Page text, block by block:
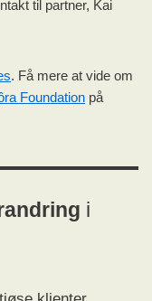
til partner, Kai
. Få mere at vide om
Foundation på
i